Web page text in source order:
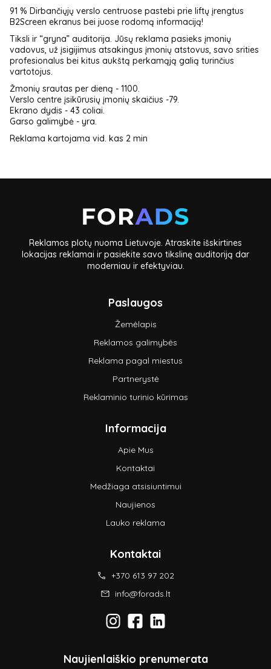
91 % Dirbančiųjų verslo centruose pastebi prie liftų įrengtus
B2Screen ekranus bei juose rodomą informaciją!
Tiksli ir “gryna” auditorija. Jūsų reklama pasieks įmonių
vadovus, už įsigijimus atsakingus įmonių atstovus, savo srities
profesionalus bei kitus aukštą perkamąją galią turinčius
vartotojus.
Žmonių srautas per dieną - 1100.
Verslo centre įsikūrusių įmonių skaičius -79.
Ekrano dydis - 43 coliai.
Garso galimybė - yra.
Reklama kartojama vid. kas 2 min
Reklamos plotų nuoma Lietuvoje. Atraskite išskirtines
lokacijas reklamai ir pasiekite savo tikslinę auditoriją dar
moderniau ir efektyviau.
Paslaugos
Žemėlapis
Reklamos galimybės
Reklama pagal miestus
Partnerystė
Reklaminio turinio kūrimas
Informacija
Apie Mus
Kontaktai
Medžiaga atsisiuntimui
Naujienos
Lauko reklama
Kontaktai
+370 613 97 202
info@forads.lt
Naujienlaiškio prenumerata